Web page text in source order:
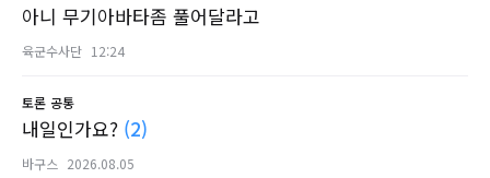
아니 무기아바타좀 풀어달라고
육군수사단 12:24
토론 공통
내일인가요? (2)
바구스 2026.08.05